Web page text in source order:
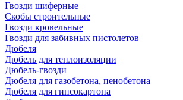
Гвозди шиферные
Скобы строительные
Гвозди кровельные
Гвозди для забивных пистолетов
Дюбеля
Дюбель для теплоизоляции
Дюбель-гвозди
Дюбеля для газобетона, пенобетона
Дюбеля для гипсокартона